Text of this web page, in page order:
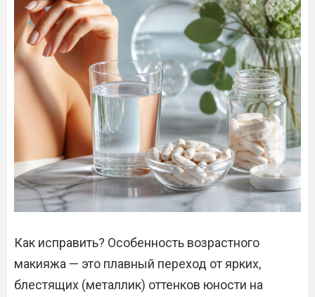
Как исправить? Особенность возрастного
макияжа — это плавный переход от ярких,
блестящих (металлик) оттенков юности на